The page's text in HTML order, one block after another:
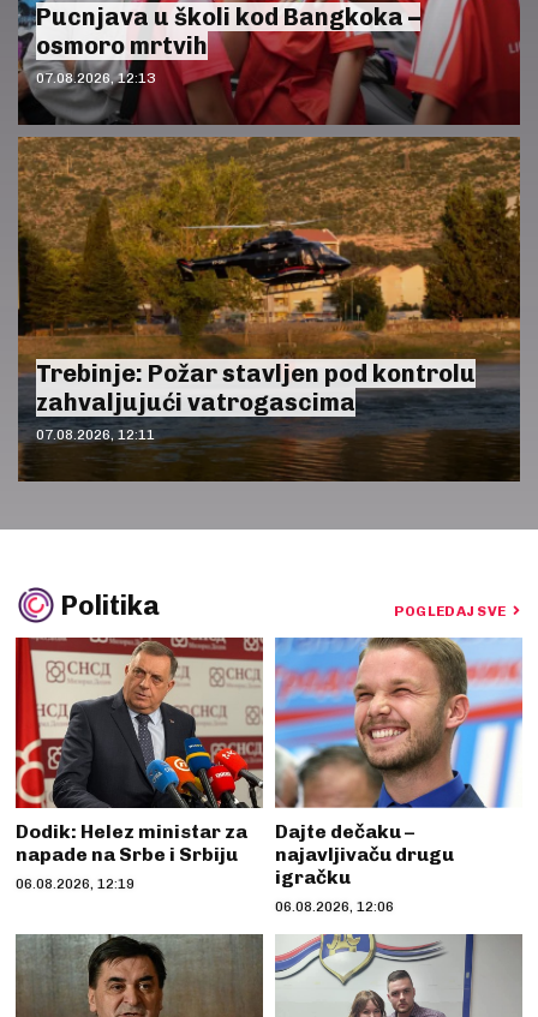
Pucnjava u školi kod Bangkoka –
osmoro mrtvih
07.08.2026, 12:13
Trebinje: Požar stavljen pod kontrolu
zahvaljujući vatrogascima
07.08.2026, 12:11
Politika POGLEDAJ SVE
Dodik: Helez ministar za
napade na Srbe i Srbiju
06.08.2026, 12:19
Dajte dečaku –
najavljivaču drugu
igračku
06.08.2026, 12:06